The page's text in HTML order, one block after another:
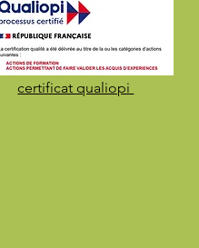
certificat qualiopi